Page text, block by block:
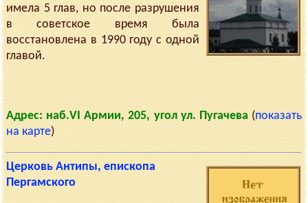
имела 5 глав, но после разрушения
в советское время была
восстановлена в 1990 году с одной
главой.
Адрес: наб.VI Армии, 205, угол ул. Пугачева (показать
на карте)
Церковь Антипы, епископа
Пергамского